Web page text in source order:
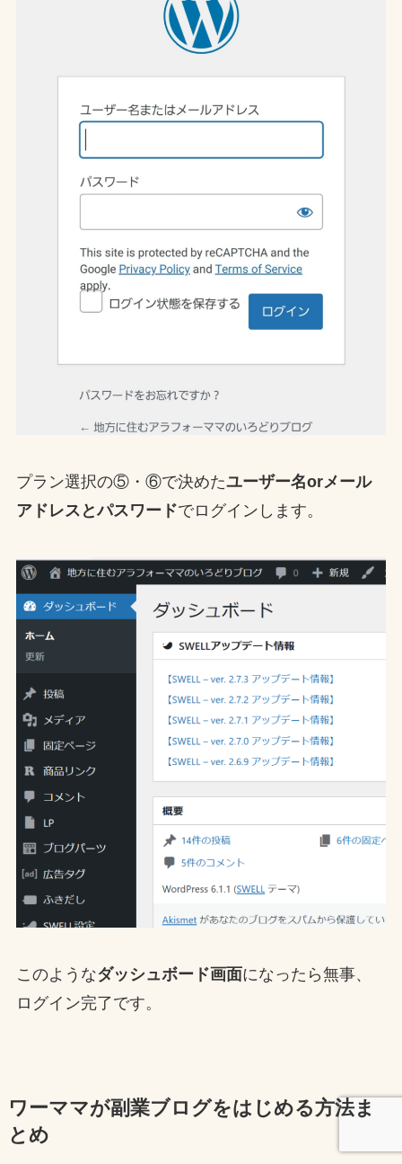
プラン選択の⑤・⑥で決めたユーザー名orメール
アドレスとパスワードでログインします。
このようなダッシュボード画面になったら無事、
ログイン完了です。
ワーママが副業ブログをはじめる方法ま
とめ